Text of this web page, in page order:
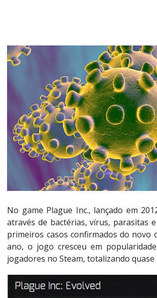
No game Plague Inc., lançado em
através de bactérias, vírus, parasitas
primeiros casos confirmados do novo
ano, o jogo cresceu em
jogadores no Steam, totalizando